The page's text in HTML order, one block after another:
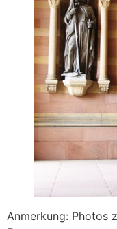
Anmerkung: Photos